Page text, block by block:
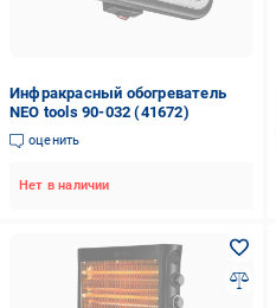
Инфракрасный обогреватель
NEO tools 90-032 (41672)
оценить
Нет в наличии